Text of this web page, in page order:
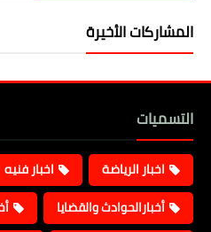
المشاركات الأخيرة
التسميات
اخبار الرياضة اخبار فنيه
أخبارالحوادث والقضايا